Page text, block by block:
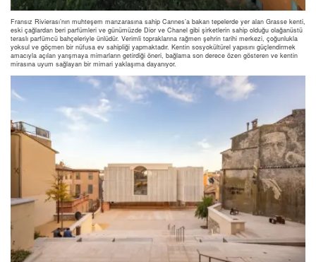
Fransız Rivierası’nın muhteşem manzarasına sahip Cannes’a bakan tepelerde yer alan Grasse kenti,
eski çağlardan beri parfümleri ve günümüzde Dior ve Chanel gibi şirketlerin sahip olduğu olağanüstü
teraslı parfümcü bahçeleriyle ünlüdür. Verimli topraklarına rağmen şehrin tarihi merkezi, çoğunlukla
yoksul ve göçmen bir nüfusa ev sahipliği yapmaktadır. Kentin sosyokültürel yapısını güçlendirmek
amacıyla açılan yarışmaya mimarların getirdiği öneri, bağlama son derece özen gösteren ve kentin
mirasına uyum sağlayan bir mimari yaklaşıma dayanıyor.